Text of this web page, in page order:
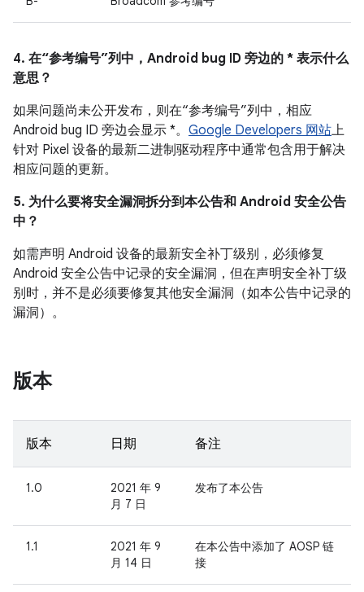
4. 在“参考编号”列中，Android bug ID 旁边的 * 表示什么
意思？
如果问题尚未公开发布，则在“参考编号”列中，相应
Android bug ID 旁边会显示 *。 Google Developers 网站上
针对 Pixel 设备的最新二进制驱动程序中通常包含用于解决
相应问题的更新。
5. 为什么要将安全漏洞拆分到本公告和 Android 安全公告
中？
如需声明 Android 设备的最新安全补丁级别，必须修复
Android 安全公告中记录的安全漏洞，但在声明安全补丁级
别时，并不是必须要修复其他安全漏洞（如本公告中记录的
漏洞）。
版本
版本 日期 备注
1.0
2021 年 9
月 7 日
发布了本公告
1.1
2021 年 9
月 14 日
在本公告中添加了 AOSP 链
接